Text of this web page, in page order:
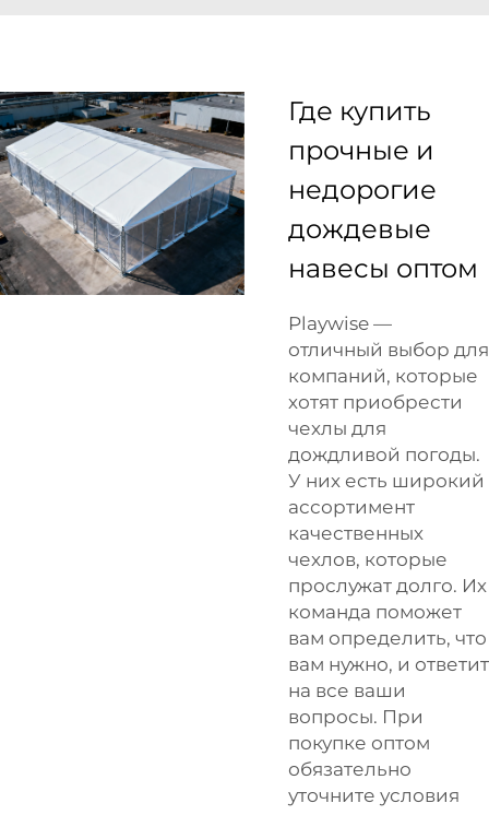
Где купить
прочные и
недорогие
дождевые
навесы оптом
Playwise —
отличный выбор для
компаний, которые
хотят приобрести
чехлы для
дождливой погоды.
У них есть широкий
ассортимент
качественных
чехлов, которые
прослужат долго. Их
команда поможет
вам определить, что
вам нужно, и ответит
на все ваши
вопросы. При
покупке оптом
обязательно
уточните условия